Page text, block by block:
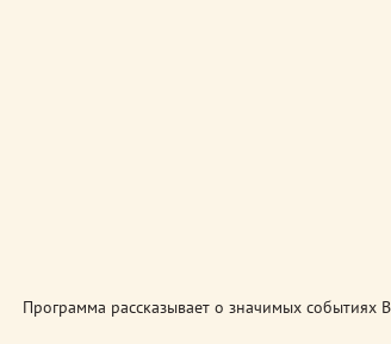
Программа рассказывает о значимых